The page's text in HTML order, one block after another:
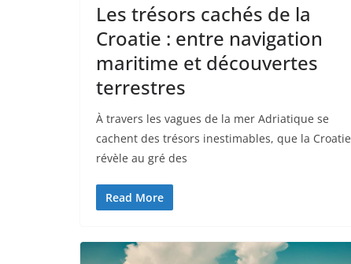
Les trésors cachés de la
Croatie : entre navigation
maritime et découvertes
terrestres
À travers les vagues de la mer Adriatique se
cachent des trésors inestimables, que la Croatie
révèle au gré des
Read More